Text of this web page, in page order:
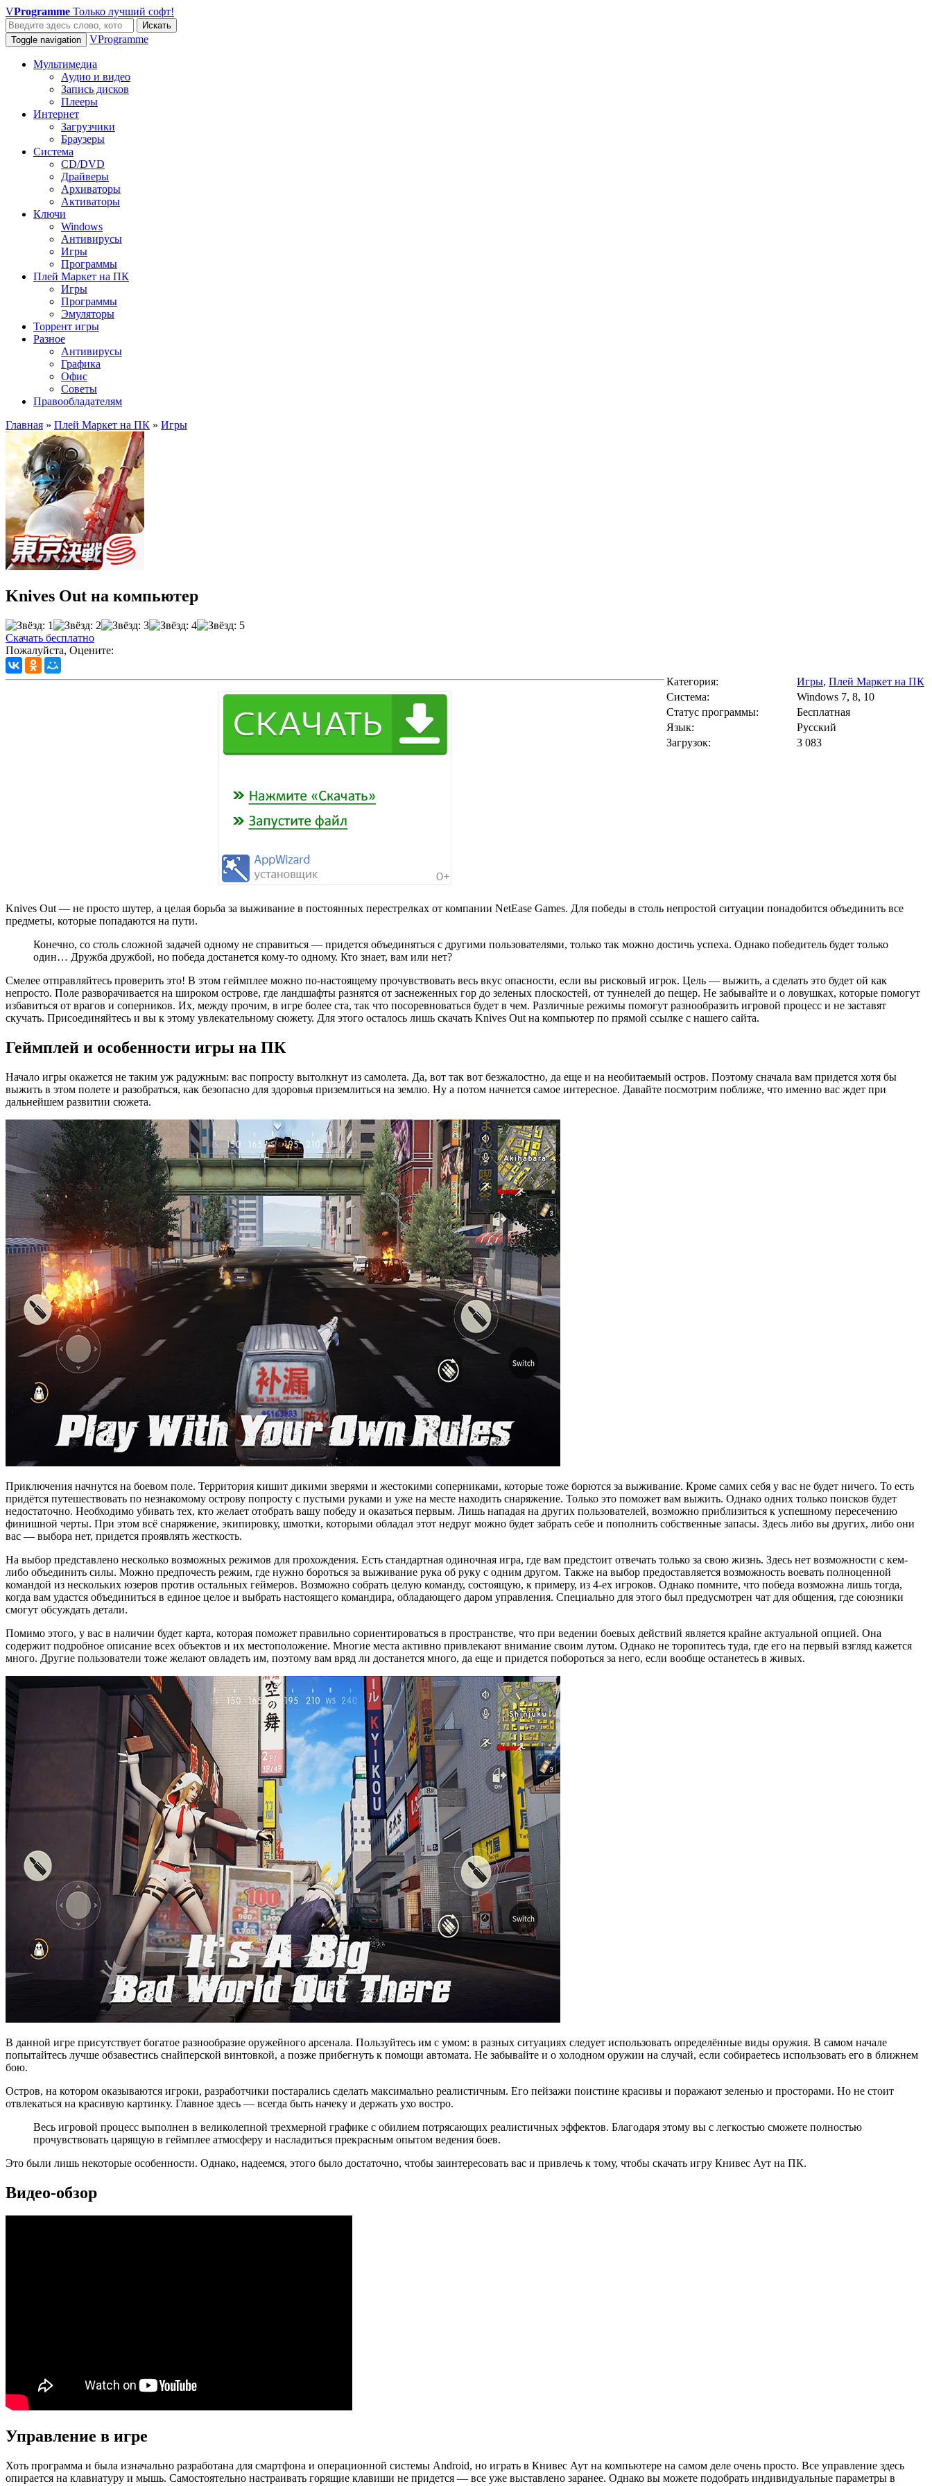
VProgramme Только лучший софт!
Искать
Toggle navigation
VProgramme
Мультимедиа
Аудио и видео
Запись дисков
Плееры
Интернет
Загрузчики
Браузеры
Система
CD/DVD
Драйверы
Архиваторы
Активаторы
Ключи
Windows
Антивирусы
Игры
Программы
Плей Маркет на ПК
Игры
Программы
Эмуляторы
Торрент игры
Разное
Антивирусы
Графика
Офис
Советы
Правообладателям
Главная » Плей Маркет на ПК » Игры
Knives Out на компьютер
Скачать бесплатно
Пожалуйста, Оцените:
Категория: Игры, Плей Маркет на ПК
Cистема:
Windows 7, 8, 10
Статус программы:
Бесплатная
Язык:
Русский
Загрузок:
3 083
Knives Out — не просто шутер, а целая борьба за выживание в постоянных перестрелках от компании NetEase Games. Для победы в столь непростой ситуации понадобится объединить все
предметы, которые попадаются на пути.
Конечно, со столь сложной задачей одному не справиться — придется объединяться с другими пользователями, только так можно достичь успеха. Однако победитель будет только
один… Дружба дружбой, но победа достанется кому-то одному. Кто знает, вам или нет?
Смелее отправляйтесь проверить это! В этом геймплее можно по-настоящему прочувствовать весь вкус опасности, если вы рисковый игрок. Цель — выжить, а сделать это будет ой как
непросто. Поле разворачивается на широком острове, где ландшафты разнятся от заснеженных гор до зеленых плоскостей, от туннелей до пещер. Не забывайте и о ловушках, которые помогут
избавиться от врагов и соперников. Их, между прочим, в игре более ста, так что посоревноваться будет в чем. Различные режимы помогут разнообразить игровой процесс и не заставят
скучать. Присоединяйтесь и вы к этому увлекательному сюжету. Для этого осталось лишь скачать Knives Out на компьютер по прямой ссылке с нашего сайта.
Геймплей и особенности игры на ПК
Начало игры окажется не таким уж радужным: вас попросту вытолкнут из самолета. Да, вот так вот безжалостно, да еще и на необитаемый остров. Поэтому сначала вам придется хотя бы
выжить в этом полете и разобраться, как безопасно для здоровья приземлиться на землю. Ну а потом начнется самое интересное. Давайте посмотрим поближе, что именно вас ждет при
дальнейшем развитии сюжета.
Приключения начнутся на боевом поле. Территория кишит дикими зверями и жестокими соперниками, которые тоже борются за выживание. Кроме самих себя у вас не будет ничего. То есть
придётся путешествовать по незнакомому острову попросту с пустыми руками и уже на месте находить снаряжение. Только это поможет вам выжить. Однако одних только поисков будет
недостаточно. Необходимо убивать тех, кто желает отобрать вашу победу и оказаться первым. Лишь нападая на других пользователей, возможно приблизиться к успешному пересечению
финишной черты. При этом всё снаряжение, экипировку, шмотки, которыми обладал этот недруг можно будет забрать себе и пополнить собственные запасы. Здесь либо вы других, либо они
вас — выбора нет, придется проявлять жесткость.
На выбор представлено несколько возможных режимов для прохождения. Есть стандартная одиночная игра, где вам предстоит отвечать только за свою жизнь. Здесь нет возможности с кем-
либо объединить силы. Можно предпочесть режим, где нужно бороться за выживание рука об руку с одним другом. Также на выбор предоставляется возможность воевать полноценной
командой из нескольких юзеров против остальных геймеров. Возможно собрать целую команду, состоящую, к примеру, из 4-ех игроков. Однако помните, что победа возможна лишь тогда,
когда вам удастся объединиться в единое целое и выбрать настоящего командира, обладающего даром управления. Специально для этого был предусмотрен чат для общения, где союзники
смогут обсуждать детали.
Помимо этого, у вас в наличии будет карта, которая поможет правильно сориентироваться в пространстве, что при ведении боевых действий является крайне актуальной опцией. Она
содержит подробное описание всех объектов и их местоположение. Многие места активно привлекают внимание своим лутом. Однако не торопитесь туда, где его на первый взгляд кажется
много. Другие пользователи тоже желают овладеть им, поэтому вам вряд ли достанется много, да еще и придется побороться за него, если вообще останетесь в живых.
В данной игре присутствует богатое разнообразие оружейного арсенала. Пользуйтесь им с умом: в разных ситуациях следует использовать определённые виды оружия. В самом начале
попытайтесь лучше обзавестись снайперской винтовкой, а позже прибегнуть к помощи автомата. Не забывайте и о холодном оружии на случай, если собираетесь использовать его в ближнем
бою.
Остров, на котором оказываются игроки, разработчики постарались сделать максимально реалистичным. Его пейзажи поистине красивы и поражают зеленью и просторами. Но не стоит
отвлекаться на красивую картинку. Главное здесь — всегда быть начеку и держать ухо востро.
Весь игровой процесс выполнен в великолепной трехмерной графике с обилием потрясающих реалистичных эффектов. Благодаря этому вы с легкостью сможете полностью
прочувствовать царящую в геймплее атмосферу и насладиться прекрасным опытом ведения боев.
Это были лишь некоторые особенности. Однако, надеемся, этого было достаточно, чтобы заинтересовать вас и привлечь к тому, чтобы скачать игру Книвес Аут на ПК.
Видео-обзор
Управление в игре
Хоть программа и была изначально разработана для смартфона и операционной системы Android, но играть в Книвес Аут на компьютере на самом деле очень просто. Все управление здесь
опирается на клавиатуру и мышь. Самостоятельно настраивать горящие клавиши не придется — все уже выставлено заранее. Однако вы можете подобрать индивидуальные параметры в